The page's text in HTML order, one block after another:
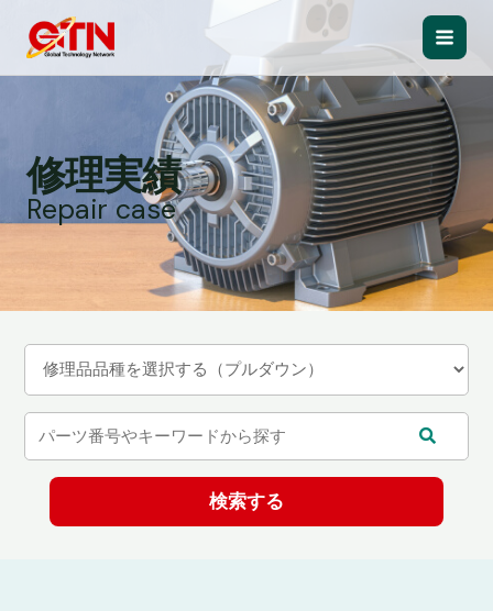
Main
修理実績
Repair case